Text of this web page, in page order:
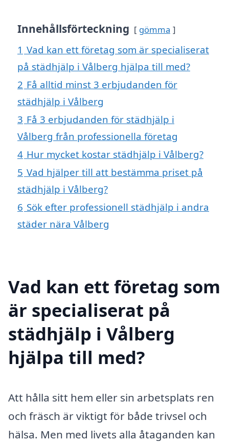
Innehållsförteckning gömma
1 Vad kan ett företag som är specialiserat
på städhjälp i Vålberg hjälpa till med?
2 Få alltid minst 3 erbjudanden för
städhjälp i Vålberg
3 Få 3 erbjudanden för städhjälp i
Vålberg från professionella företag
4 Hur mycket kostar städhjälp i Vålberg?
5 Vad hjälper till att bestämma priset på
städhjälp i Vålberg?
6 Sök efter professionell städhjälp i andra
städer nära Vålberg
Vad kan ett företag som
är specialiserat på
städhjälp i Vålberg
hjälpa till med?
Att hålla sitt hem eller sin arbetsplats ren
och fräsch är viktigt för både trivsel och
hälsa. Men med livets alla åtaganden kan